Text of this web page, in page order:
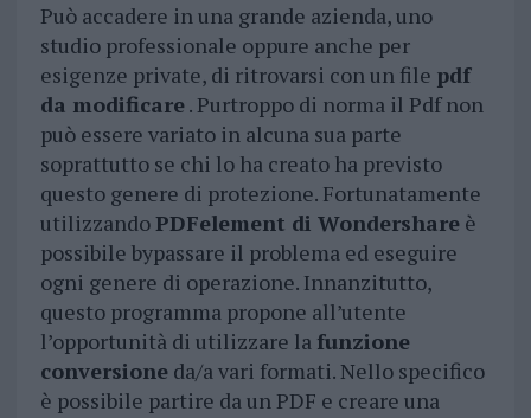
Può accadere in una grande azienda, uno
studio professionale oppure anche per
esigenze private, di ritrovarsi con un file pdf
da modificare. Purtroppo di norma il Pdf non
può essere variato in alcuna sua parte
soprattutto se chi lo ha creato ha previsto
questo genere di protezione. Fortunatamente
utilizzandoPDFelement di Wondershareè
possibile bypassare il problema ed eseguire
ogni genere di operazione. Innanzitutto,
questo programma propone all’utente
l’opportunità di utilizzare la funzione
conversioneda/a vari formati. Nello specifico
è possibile partire da un PDF e creare una